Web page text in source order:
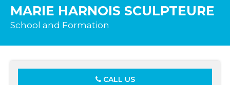
MARIE HARNOIS SCULPTEURE
School and Formation
CALL US